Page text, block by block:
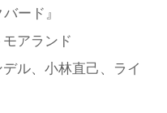
ード』
アランド
ル、小林直己、ライ